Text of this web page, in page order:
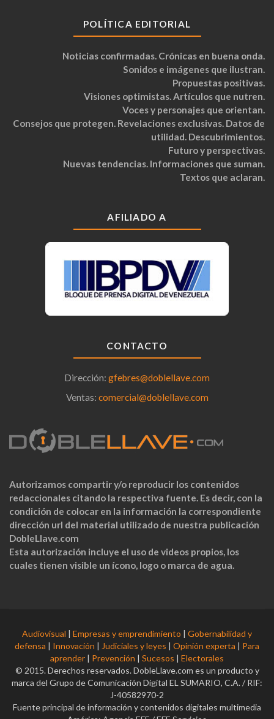
POLÍTICA EDITORIAL
Noticias confirmadas. Crónicas en buena onda.
Sonidos e imágenes que ilustran.
Propuestas positivas.
Visiones optimistas. Artículos que nutren.
Voces y personajes que orientan.
Consejos que protegen. Revelaciones exclusivas. Datos de
utilidad. Descubrimientos.
Futuro y perspectivas.
Nuevas tendencias. Informaciones que suman.
Textos que aclaran.
AFILIADO A
CONTACTO
Dirección: gfebres@doblellave.com
Ventas: comercial@doblellave.com
Autorizamos compartir y/o reproducir los contenidos
redaccionales citando la respectiva fuente. Es decir, con la
condición de colocar en la información la correspondiente
dirección url del material utilizado de nuestra publicación
DobleLlave.com
Esta autorización incluye el uso de videos propios, los
cuales tienen visible un ícono, logo o marca de agua.
Audiovisual | Empresas y emprendimiento | Gobernabilidad y
defensa | Innovación | Judiciales y leyes | Opinión experta | Para
aprender | Prevención | Sucesos | Electorales
© 2015. Derechos reservados. DobleLlave.com es un producto y
marca del Grupo de Comunicación Digital EL SUMARIO, C.A. / RIF:
J-40582970-2
Fuente principal de información y contenidos digitales multimedia